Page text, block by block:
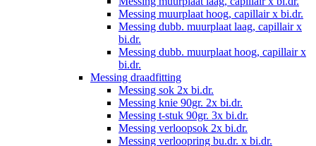
Messing muurplaat hoog, capillair x bi.dr.
Messing dubb. muurplaat laag, capillair x
bi.dr.
Messing dubb. muurplaat hoog, capillair x
bi.dr.
Messing draadfitting
Messing sok 2x bi.dr.
Messing knie 90gr. 2x bi.dr.
Messing t-stuk 90gr. 3x bi.dr.
Messing verloopsok 2x bi.dr.
Messing verloopring bu.dr. x bi.dr.